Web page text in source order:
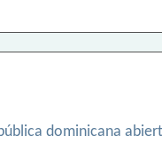
dominicana